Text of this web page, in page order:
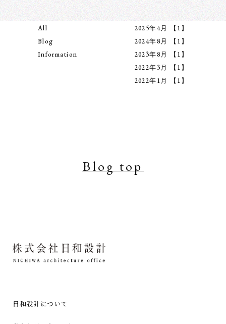
All
Blog
Information
2025年4月
【1】
2024年8月
【1】
2023年8月
【1】
2022年3月
【1】
2022年1月
【1】
Blog top
日和設計について